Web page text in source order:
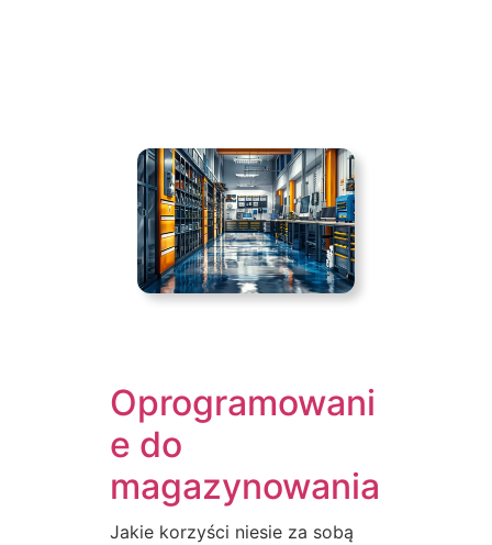
Oprogramowani
e do
magazynowania
Jakie korzyści niesie za sobą